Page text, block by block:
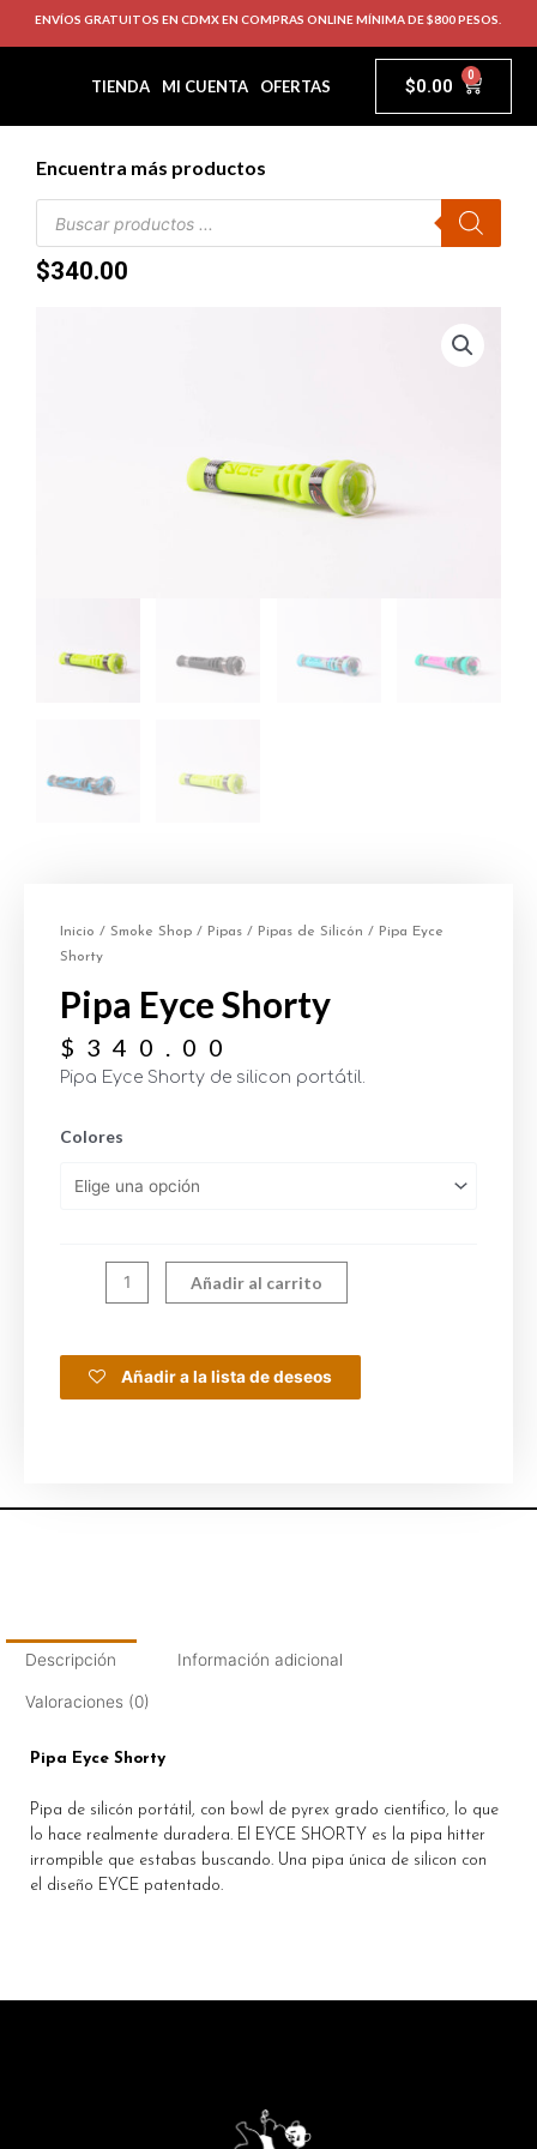
ENVÍOS GRATUITOS EN CDMX EN COMPRAS ONLINE MÍNIMA DE $800 PESOS.
TIENDA MI CUENTA OFERTAS $0.00 0
Encuentra más productos
$340.00
Inicio / Smoke Shop / Pipas / Pipas de Silicón / Pipa Eyce
Shorty
Pipa Eyce Shorty
$ 340.00
Pipa Eyce Shorty de silicon portátil.
Colores
Añadir al carrito
Añadir a la lista de deseos
Descripción Información adicional
Valoraciones (0)
Pipa Eyce Shorty
Pipa de silicón portátil, con bowl de pyrex grado científico, lo que
lo hace realmente duradera. El EYCE SHORTY es la pipa hitter
irrompible que estabas buscando. Una pipa única de silicon con
el diseño EYCE patentado.